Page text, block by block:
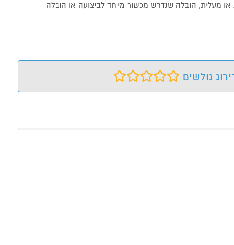
מעלית, הובלה שנדרש מכשור מיוחד לביצועה או הובלה
גולשים